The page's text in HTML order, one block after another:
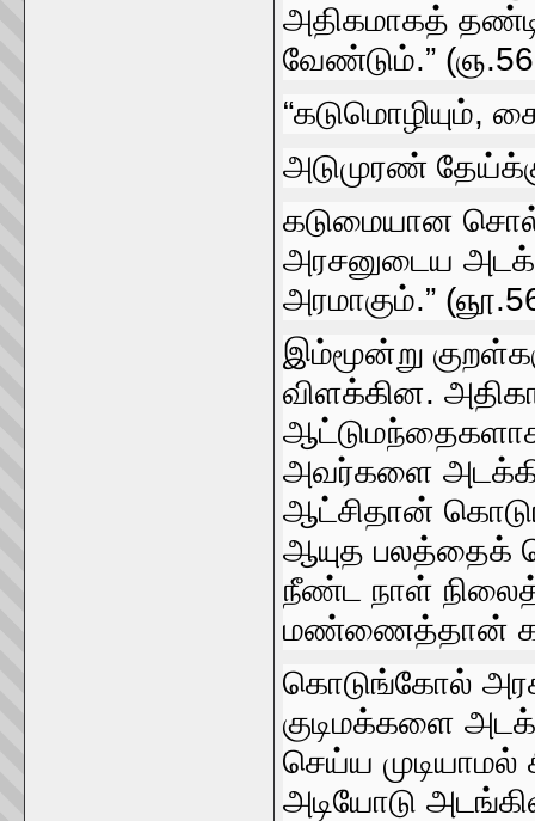
அதிகமாகத்‌
வேண்டும்‌.”
“கடுமொழியும்‌,
அடுமுரண்‌
கடுமையான
அரசனுடைய
அரமாகும்‌.”
இம்மூன்று
விளக்கின.
அவர்‌களை
ஆட்சிதான்‌
ஆயுத பலத்தைக்‌
நீண்ட நாள்‌
மண்ணைத்தான்‌
கொடுங்கோல்‌
குடிமக்களை
செய்ய
அடியோடு